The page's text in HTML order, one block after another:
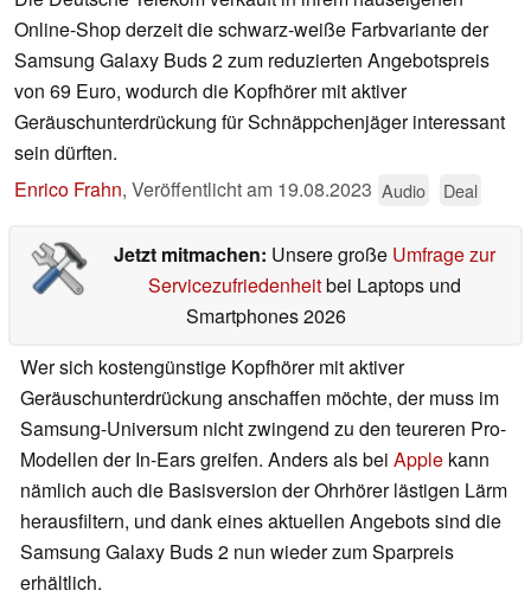
Online-Shop derzeit die schwarz-weiße Farbvariante der
Samsung Galaxy Buds 2 zum reduzierten Angebotspreis
von 69 Euro, wodurch die Kopfhörer mit aktiver
Geräuschunterdrückung für Schnäppchenjäger interessant
sein dürften.
Enrico Frahn, Veröffentlicht am 19.08.2023 Audio Deal
Jetzt mitmachen: Unsere große Umfrage zur
Servicezufriedenheitbei Laptops und
Smartphones 2026
Wer sich kostengünstige Kopfhörer mit aktiver
Geräuschunterdrückung anschaffen möchte, der muss im
Samsung-Universum nicht zwingend zu den teureren Pro-
Modellen der In-Ears greifen. Anders als bei Apple kann
nämlich auch die Basisversion der Ohrhörer lästigen Lärm
herausfiltern, und dank eines aktuellen Angebots sind die
Samsung Galaxy Buds 2 nun wieder zum Sparpreis
erhältlich.